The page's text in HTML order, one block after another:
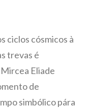
ciclos cósmicos à
trevas é
Eliade
de
simbólico pára